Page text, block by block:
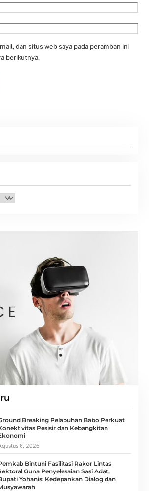
dan situs web saya pada peramban ini
berikutnya.
Breaking Pelabuhan Babo Perkuat
Pesisir dan Kebangkitan
6, 2026
Bintuni Fasilitasi Rakor Lintas
Guna Penyelesaian Sasi Adat,
Yohanis: Kedepankan Dialog dan